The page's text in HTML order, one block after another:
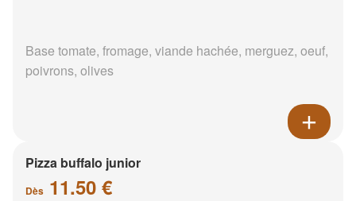
Base tomate, fromage, viande hachée, merguez, oeuf,
poivrons, olives
Pizza buffalo junior
Dès 11.50 €